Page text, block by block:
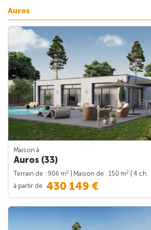
Auros
Maison à
Auros (33)
Terrain de : 906 m2 | Maison de : 150 m2
| 4 ch.
à partir de 430 149 €